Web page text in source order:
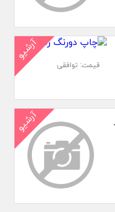
آرشیو
قیمت: توافقی
آرشیو